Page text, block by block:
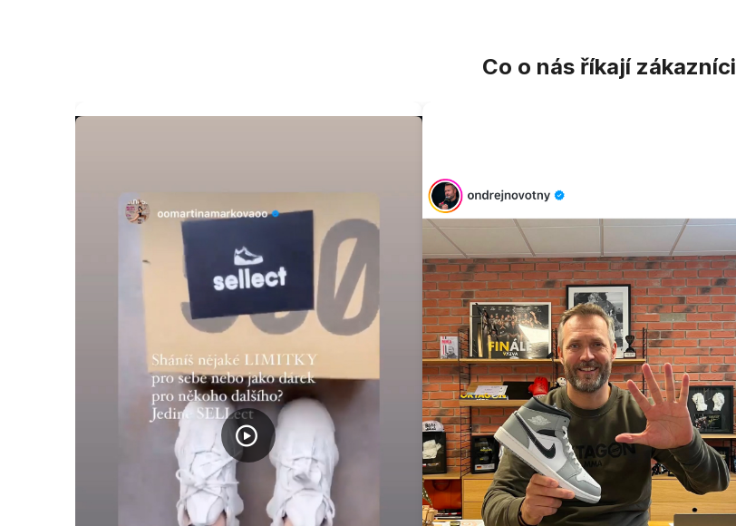
Co o nás říkají zákazníci